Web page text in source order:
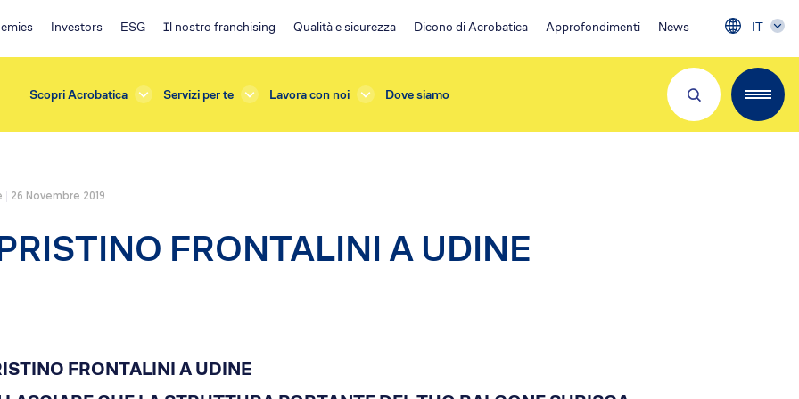
Investors ESG Il nostro franchising Qualità e sicurezza Dicono di Acrobatica Approfondimenti News IT
e Manutenzioni
ESG
Ambiente
Franchising EA
Scopri Acrobatica Servizi per te Lavora con noi Dove siamo
26 Novembre 2019
FRONTALINI A UDINE
FRONTALINI A UDINE